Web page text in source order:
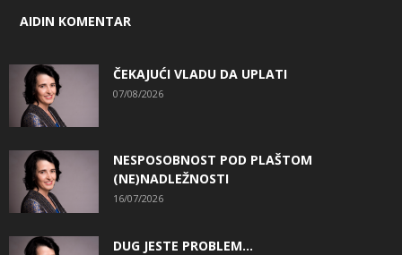
AIDIN KOMENTAR
ČEKAJUĆI VLADU DA UPLATI
07/08/2026
NESPOSOBNOST POD PLAŠTOM
(NE)NADLEŽNOSTI
16/07/2026
DUG JESTE PROBLEM…